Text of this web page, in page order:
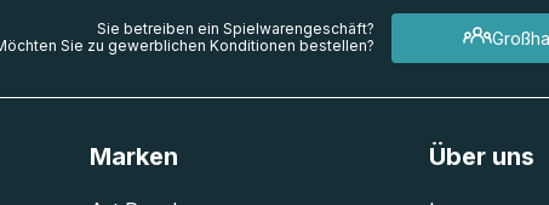
Sie betreiben ein Spielwarengeschäft?
Sie zu gewerblichen Konditionen bestellen?
Marken Über uns